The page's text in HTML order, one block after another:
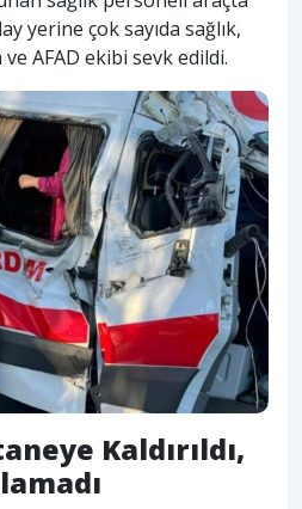
yerine çok sayıda sağlık,
AFAD ekibi sevk edildi.
Kaldırıldı,